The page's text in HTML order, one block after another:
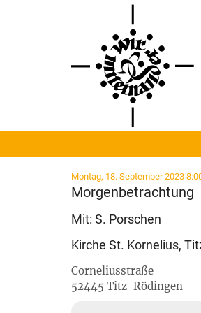
Montag, 18. September 2023
Morgenbetrachtung
Mit: S. Porschen
Kirche St. Kornelius,
Corneliusstraße
52445 Titz-Rödingen